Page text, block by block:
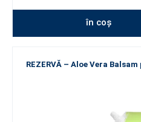
în coș
REZERVĂ – Aloe Vera